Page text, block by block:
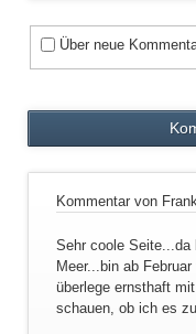
Über neue
Kommentar von
Sehr coole Seite...da
Meer...bin ab
überlege ernsthaft
schauen, ob ich es